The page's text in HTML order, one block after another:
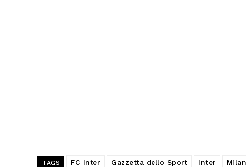
TAGS FC Inter Gazzetta dello Sport Inter